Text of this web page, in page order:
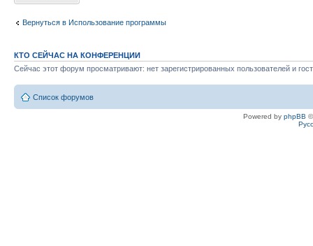
Вернуться в Использование программы
КТО СЕЙЧАС НА КОНФЕРЕНЦИИ
Сейчас этот форум просматривают: нет зарегистрированных пользователей и
Список форумов
Powered by phpBB